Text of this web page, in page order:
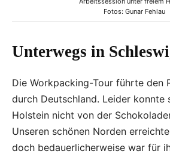
Fotos: Gunar Fehlau
Unterwegs in
Die Workpacking-Tour führte den
durch Deutschland. Leider konnte
Holstein nicht von der
Unseren schönen Norden
doch bedauerlicherweise war für